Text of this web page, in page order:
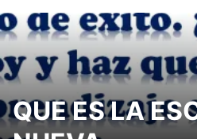
QUE ES LA